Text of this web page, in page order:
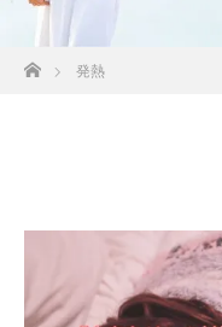
ホーム発熱